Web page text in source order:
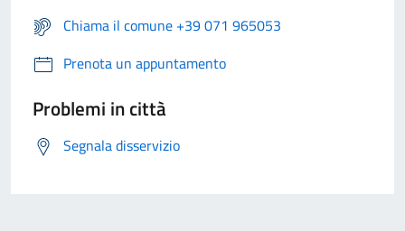
Chiama il comune +39 071 965053
Prenota un appuntamento
Problemi in città
Segnala disservizio